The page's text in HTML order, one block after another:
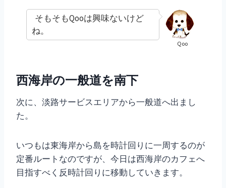
Qoo
そもそもQooは興味ないけど
ね。
西海岸の一般道を南下
次に、淡路サービスエリアから一般道へ出まし
た。
いつもは東海岸から島を時計回りに一周するのが
定番ルートなのですが、今日は西海岸のカフェへ
目指すべく反時計回りに移動していきます。